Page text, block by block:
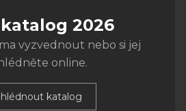
2026
vyzvednout nebo si jej
online.
katalog